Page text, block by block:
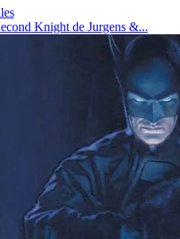
Knight de Jurgens &...